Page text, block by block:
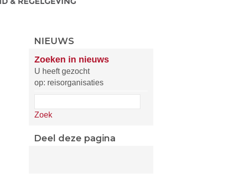
NIEUWS
Zoeken in nieuws
U heeft gezocht
op: reisorganisaties
Zoek
Deel deze pagina